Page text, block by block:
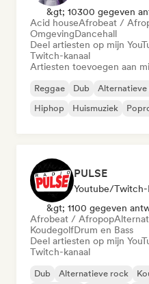
&gt; 10300 gegeven
Acid houseAfrobeat /
OmgevingDancehall
Deel artiesten op mijn
Twitch-kanaal
Artiesten toevoegen aan
Reggae Dub
Hiphop
Huismuziek
PULSE
Youtube/Twitch-
&gt; 1100 gegeven
Afrobeat / Afropop
KoudegolfDrum en Bass
Deel artiesten op mijn
Twitch-kanaal
Dub Alternatieve rock